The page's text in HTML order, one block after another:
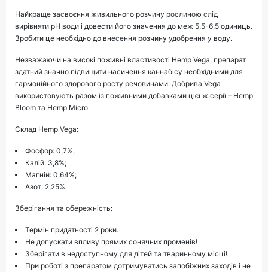
Найкраще засвоєння живильного розчину рослиною слід
вирівняти pH води і довести його значення до меж 5,5-6,5 одиниць.
Зробити це необхідно до внесення розчину удобрення у воду.
Незважаючи на високі поживні властивості Hemp Vega, препарат
здатний значно підвищити насичення каннабісу необхідними для
гармонійного здорового росту речовинами. Добрива Vega
використовують разом із поживними добавками цієї ж серії – Hemp
Bloom та Hemp Micro.
Склад Hemp Vega:
Фосфор: 0,7%;
Калій: 3,8%;
Магній: 0,64%;
Азот: 2,25%.
Зберігання та обережність:
Термін придатності 2 роки.
Не допускати впливу прямих сонячних променів!
Зберігати в недоступному для дітей та тваринному місці!
При роботі з препаратом дотримуватись запобіжних заходів і не